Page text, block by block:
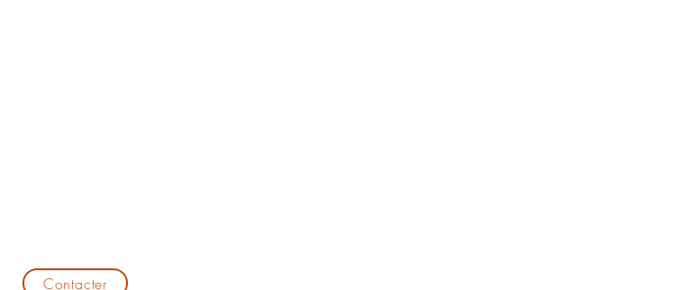
Contacter